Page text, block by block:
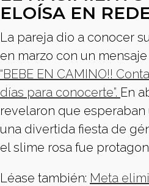
ELOÍSA EN
La pareja dio a conocer
en marzo con un
“BEBE EN CAMINO!!
días para conocerte”. En
revelaron que esperaban
una divertida fiesta de
el slime rosa fue
Léase también: Meta